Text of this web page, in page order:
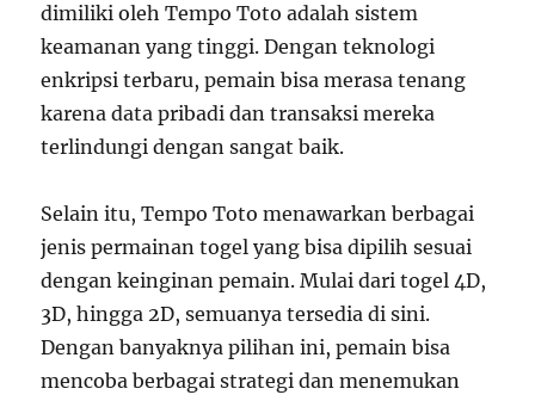
dimiliki oleh Tempo Toto adalah sistem
keamanan yang tinggi. Dengan teknologi
enkripsi terbaru, pemain bisa merasa tenang
karena data pribadi dan transaksi mereka
terlindungi dengan sangat baik.
Selain itu, Tempo Toto menawarkan berbagai
jenis permainan togel yang bisa dipilih sesuai
dengan keinginan pemain. Mulai dari togel 4D,
3D, hingga 2D, semuanya tersedia di sini.
Dengan banyaknya pilihan ini, pemain bisa
mencoba berbagai strategi dan menemukan